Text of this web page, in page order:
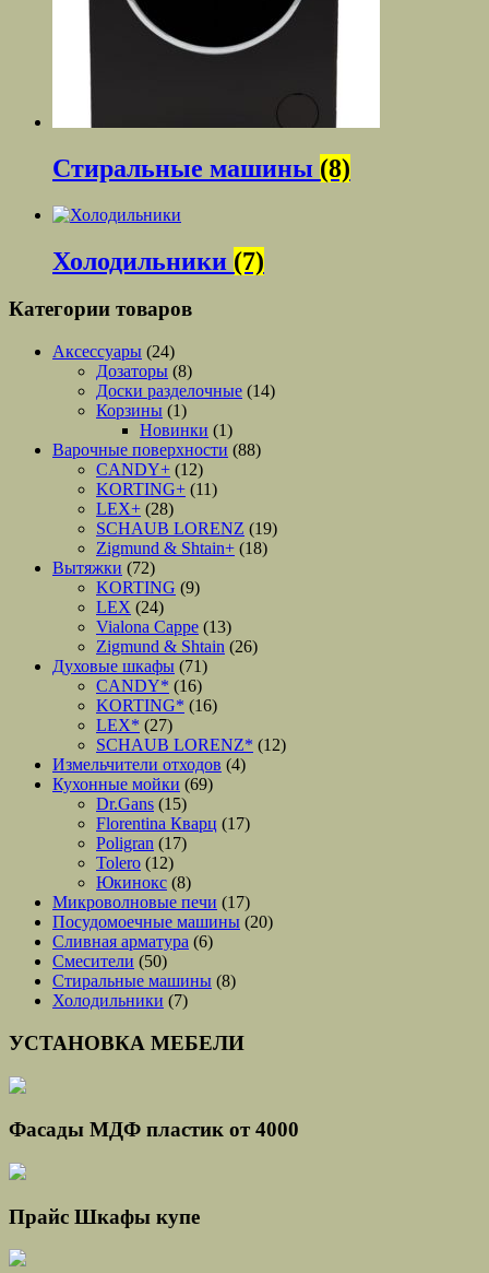
Стиральные машины (8)
Холодильники (7)
Категории товаров
Аксессуары (24)
Дозаторы (8)
Доски разделочные (14)
Корзины (1)
Новинки (1)
Варочные поверхности (88)
CANDY+ (12)
KORTING+ (11)
LEX+ (28)
SCHAUB LORENZ (19)
Zigmund & Shtain+ (18)
Вытяжки (72)
KORTING (9)
LEX (24)
Vialona Cappe (13)
Zigmund & Shtain (26)
Духовые шкафы (71)
CANDY* (16)
KORTING* (16)
LEX* (27)
SCHAUB LORENZ* (12)
Измельчители отходов (4)
Кухонные мойки (69)
Dr.Gans (15)
Florentina Кварц (17)
Poligran (17)
Tolero (12)
Юкинокс (8)
Микроволновые печи (17)
Посудомоечные машины (20)
Сливная арматура (6)
Смесители (50)
Стиральные машины (8)
Холодильники (7)
УСТАНОВКА МЕБЕЛИ
Фасады МДФ пластик от 4000
Прайс Шкафы купе